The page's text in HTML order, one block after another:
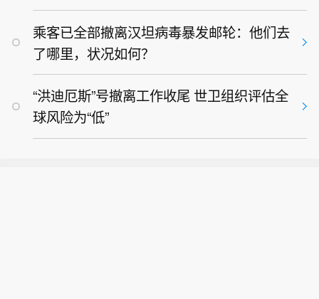
乘客已全部撤离汉坦病毒暴发邮轮：他们去
了哪里，状况如何？
“洪迪厄斯”号撤离工作收尾 世卫组织评估全
球风险为“低”